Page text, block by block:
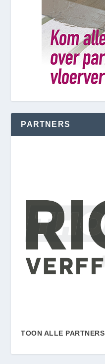
PARTNERS
TOON ALLE PARTNERS